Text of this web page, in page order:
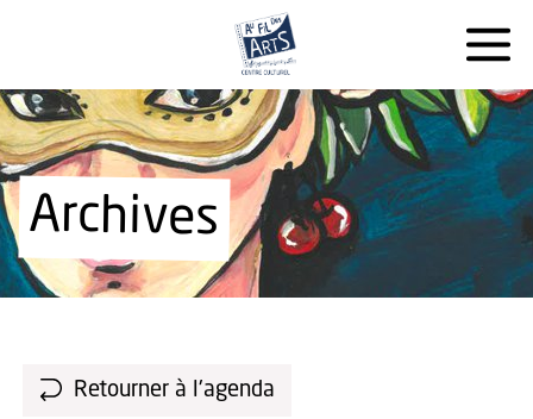
Archives
Retourner à l'agenda